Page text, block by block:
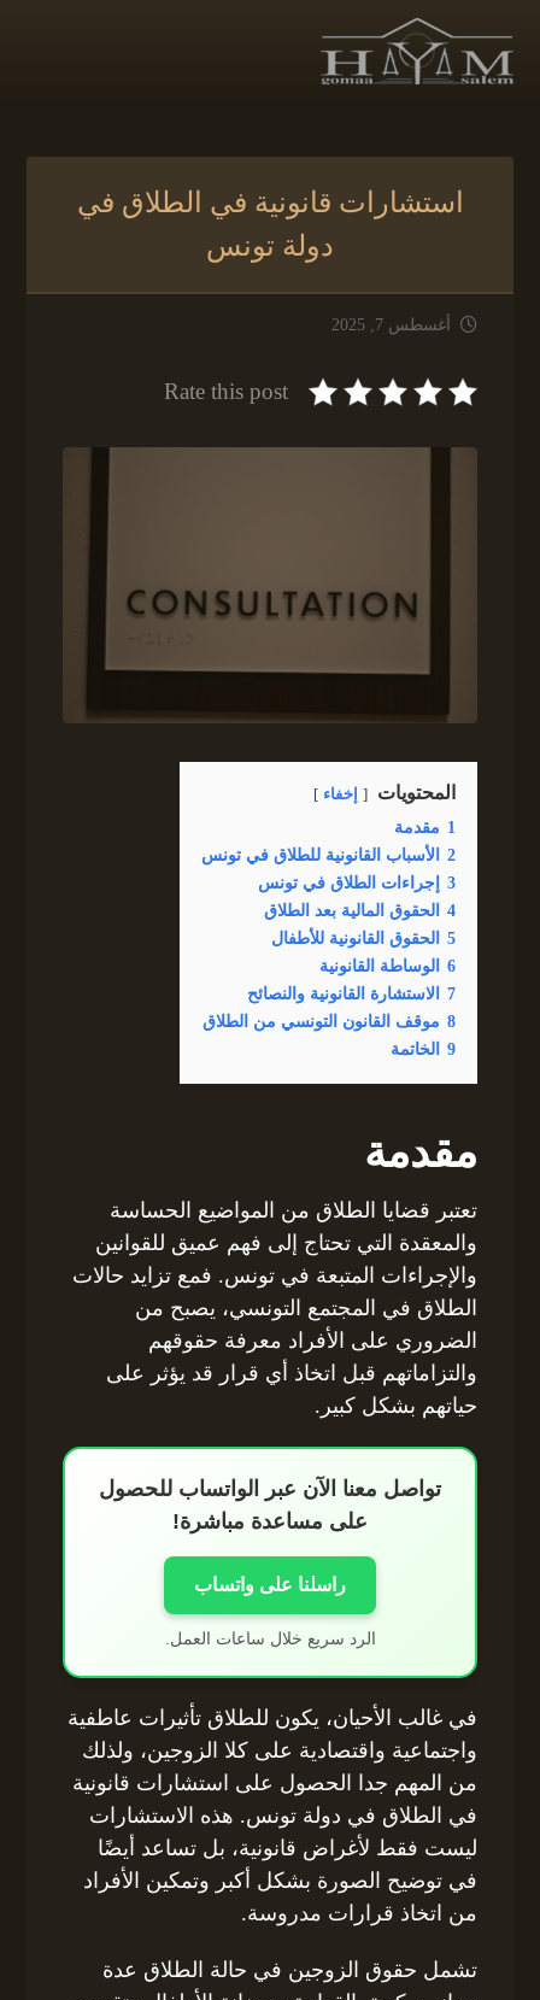
استشارات قانونية في الطلاق في
دولة تونس
أغسطس 7, 2025
Rate this post
المحتويات إخفاء
1 مقدمة
2
الأسباب القانونية للطلاق في تونس
3
إجراءات الطلاق في تونس
4
الحقوق المالية بعد الطلاق
5
الحقوق القانونية للأطفال
6
الوساطة القانونية
7
الاستشارة القانونية والنصائح
8 موقف القانون التونسي من الطلاق
9
الخاتمة
مقدمة
تعتبر قضايا الطلاق من المواضيع الحساسة
والمعقدة التي تحتاج إلى فهم عميق للقوانين
والإجراءات المتبعة في تونس. فمع تزايد حالات
الطلاق في المجتمع التونسي، يصبح من
الضروري على الأفراد معرفة حقوقهم
والتزاماتهم قبل اتخاذ أي قرار قد يؤثر على
حياتهم بشكل كبير.
تواصل معنا الآن عبر الواتساب للحصول
على مساعدة مباشرة!
راسلنا على واتساب
الرد سريع خلال ساعات العمل.
في غالب الأحيان، يكون للطلاق تأثيرات عاطفية
واجتماعية واقتصادية على كلا الزوجين، ولذلك
من المهم جدا الحصول على استشارات قانونية
في الطلاق في دولة تونس. هذه الاستشارات
ليست فقط لأغراض قانونية، بل تساعد أيضًا
في توضيح الصورة بشكل أكبر وتمكين الأفراد
من اتخاذ قرارات مدروسة.
تشمل حقوق الزوجين في حالة الطلاق عدة